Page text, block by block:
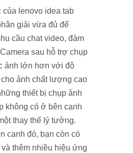
lenovo idea tab
giải vừa đủ để
cầu chat video, đàm
sau hỗ trợ chụp
ảnh lớn hơn với độ
ảnh chất lượng cao
thiết bị chụp ảnh
không có ở bên cạnh
thay thế lý tưởng.
cạnh đó, bạn còn có
thêm nhiều hiệu ứng